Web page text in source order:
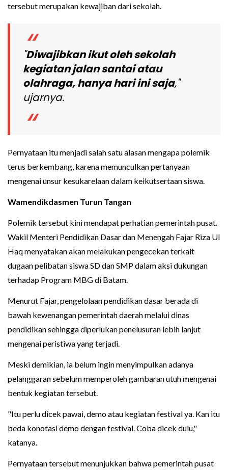
tersebut merupakan kewajiban dari sekolah.
"Diwajibkan ikut oleh sekolah
kegiatan jalan santai atau
olahraga, hanya hari ini saja,"
ujarnya.
Pernyataan itu menjadi salah satu alasan mengapa polemik
terus berkembang, karena memunculkan pertanyaan
mengenai unsur kesukarelaan dalam keikutsertaan siswa.
Wamendikdasmen Turun Tangan
Polemik tersebut kini mendapat perhatian pemerintah pusat.
Wakil Menteri Pendidikan Dasar dan Menengah Fajar Riza Ul
Haq menyatakan akan melakukan pengecekan terkait
dugaan pelibatan siswa SD dan SMP dalam aksi dukungan
terhadap Program MBG di Batam.
Menurut Fajar, pengelolaan pendidikan dasar berada di
bawah kewenangan pemerintah daerah melalui dinas
pendidikan sehingga diperlukan penelusuran lebih lanjut
mengenai peristiwa yang terjadi.
Meski demikian, ia belum ingin menyimpulkan adanya
pelanggaran sebelum memperoleh gambaran utuh mengenai
bentuk kegiatan tersebut.
"Itu perlu dicek pawai, demo atau kegiatan festival ya. Kan itu
beda konotasi demo dengan festival. Coba dicek dulu,"
katanya.
Pernyataan tersebut menunjukkan bahwa pemerintah pusat